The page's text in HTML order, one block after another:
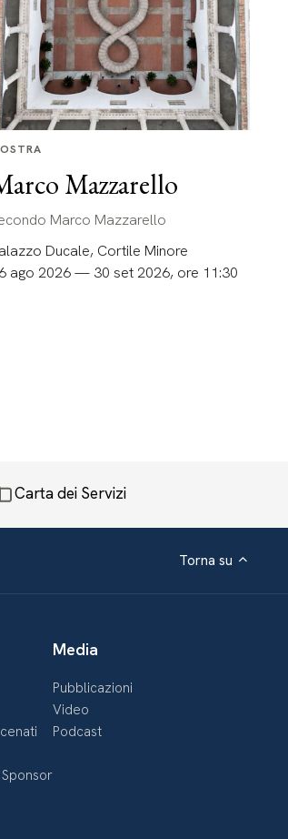
Mazzarello
Marco Mazzarello
Ducale, Cortile Minore
ago 2026 — 30 set 2026, ore 11:30
Carta dei Servizi
Torna su
Media
Pubblicazioni
Video
Podcast